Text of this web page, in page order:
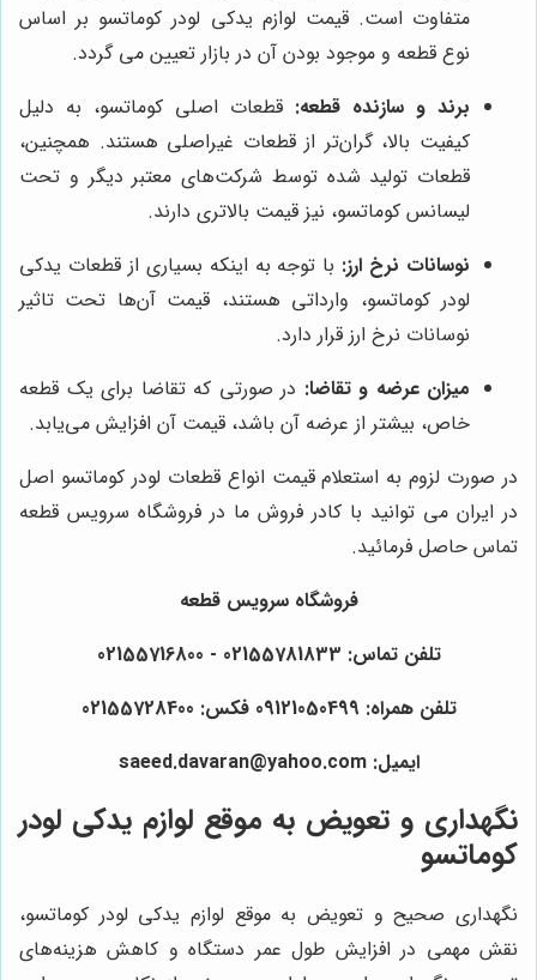
متفاوت است. قیمت لوازم یدکی لودر کوماتسو بر اساس
نوع قطعه و موجود بودن آن در بازار تعیین می گردد.
برند و سازنده قطعه: قطعات اصلی کوماتسو، به دلیل
کیفیت بالا، گران‌تر از قطعات غیراصلی هستند. همچنین،
قطعات تولید شده توسط شرکت‌های معتبر دیگر و تحت
لیسانس کوماتسو، نیز قیمت بالاتری دارند.
نوسانات نرخ ارز: با توجه به اینکه بسیاری از قطعات یدکی
لودر کوماتسو، وارداتی هستند، قیمت آن‌ها تحت تاثیر
نوسانات نرخ ارز قرار دارد.
میزان عرضه و تقاضا: در صورتی که تقاضا برای یک قطعه
خاص، بیشتر از عرضه آن باشد، قیمت آن افزایش می‌یابد.
در صورت لزوم به استعلام قیمت انواع قطعات لودر کوماتسو اصل
در ایران می توانید با کادر فروش ما در فروشگاه سرویس قطعه
تماس حاصل فرمائید.
فروشگاه سرویس قطعه
تلفن تماس: 02155781833 - 02155716800
تلفن همراه: 09121050499 فکس: 02155728400
ایمیل: saeed.davaran@yahoo.com
نگهداری و تعویض به موقع لوازم یدکی لودر
کوماتسو
نگهداری صحیح و تعویض به موقع لوازم یدکی لودر کوماتسو،
نقش مهمی در افزایش طول عمر دستگاه و کاهش هزینه‌های